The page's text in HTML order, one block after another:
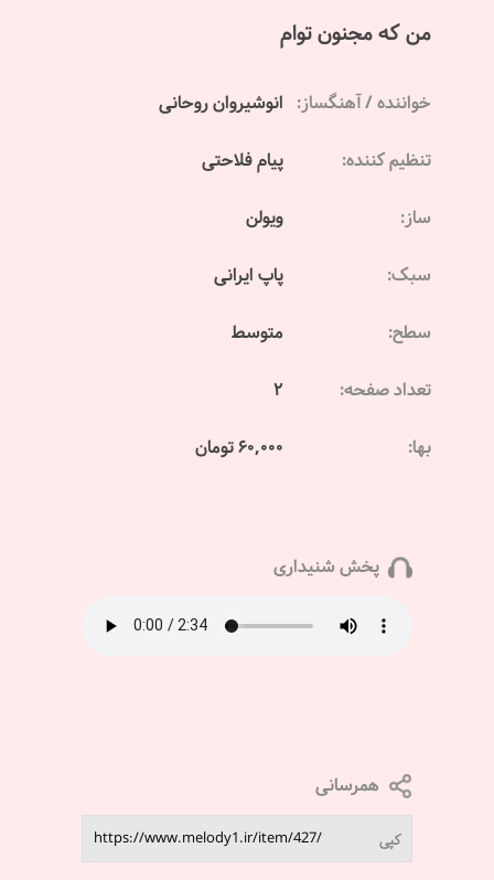
من که مجنون توام
خواننده / آهنگساز: انوشیروان روحانی
تنظیم کننده: پیام فلاحتی
ساز: ویولن
سبک: پاپ ایرانی
سطح: متوسط
تعداد صفحه: 2
بها: 60,000 تومان
پخش شنیداری
همرسانی
کپی